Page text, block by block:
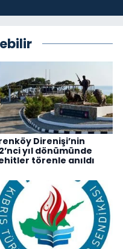
Direnişi’nin
yıl dönümünde
törenle anıldı